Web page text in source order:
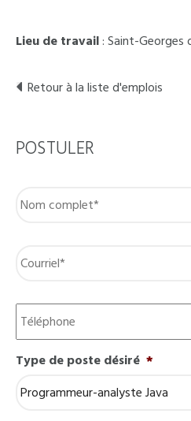
Lieu de travail : Saint-Georges
Retour à la liste d'emplois
POSTULER
complet *
Téléphone
Type de poste désiré *